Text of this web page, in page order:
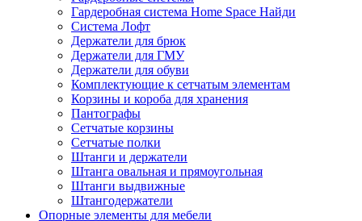
Гардеробная система Home Space Найди
Система Лофт
Держатели для брюк
Держатели для ГМУ
Держатели для обуви
Комплектующие к сетчатым элементам
Корзины и короба для хранения
Пантографы
Сетчатые корзины
Сетчатые полки
Штанги и держатели
Штанга овальная и прямоугольная
Штанги выдвижные
Штангодержатели
Опорные элементы для мебели